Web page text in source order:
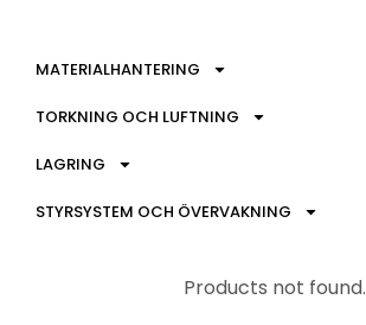
MATERIALHANTERING
TORKNING OCH LUFTNING
LAGRING
STYRSYSTEM OCH ÖVERVAKNING
Products not found.